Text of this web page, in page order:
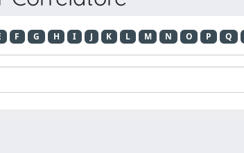
F G H I J K L M N O P Q